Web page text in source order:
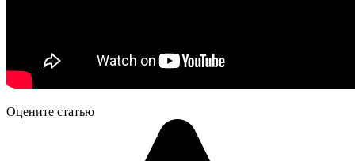
Оцените статью